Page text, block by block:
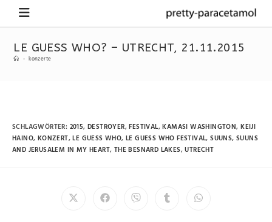
LE GUESS WHO? – UTRECHT, 21.11.2015
- konzerte
SCHLAGWÖRTER: 2015, DESTROYER,FESTIVAL,KAMASI WASHINGTON, KEIJI
HAINO, KONZERT,LE GUESS WHO, LE GUESS WHO FESTIVAL, SUUNS, SUUNS
AND JERUSALEM IN MY HEART, THE BESNARD LAKES,UTRECHT